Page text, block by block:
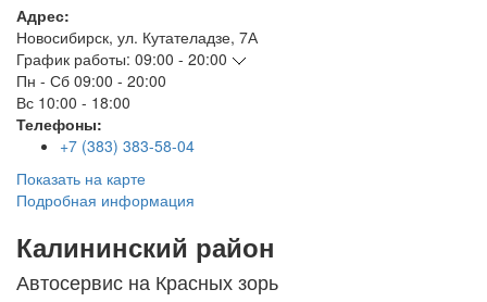
Адрес:
Новосибирск, ул. Кутателадзе, 7А
График работы: 09:00 - 20:00
Пн - Сб 09:00 - 20:00
Вс 10:00 - 18:00
Телефоны:
+7 (383) 383-58-04
Показать на карте
Подробная информация
Калининский район
Автосервис на Красных зорь